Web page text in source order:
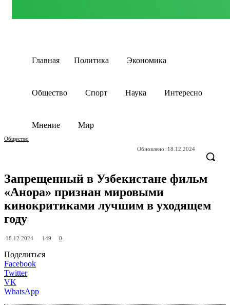
Главная Политика Экономика
Общество Спорт Наука Интересно
Мнение Мир
Общество
Обновлено: 18.12.2024
Запрещенный в Узбекистане фильм
«Анора» признан мировыми
кинокритиками лучшим в уходящем
году
18.12.2024 149 0
Поделиться
Facebook
Twitter
VK
WhatsApp